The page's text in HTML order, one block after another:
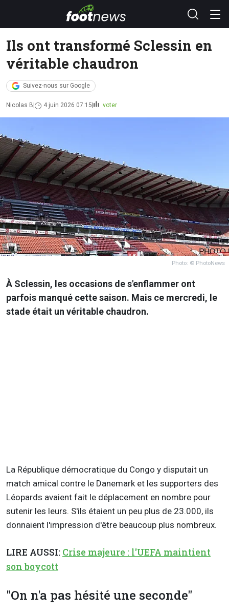
Ils ont transformé Sclessin en
véritable chaudron
Suivez-nous sur Google
Nicolas B 4 juin 2026 07:15 voter
Photo: © PhotoNews
À Sclessin, les occasions de s'enflammer ont
parfois manqué cette saison. Mais ce mercredi, le
stade était un véritable chaudron.
La République démocratique du Congo y disputait un
match amical contre le Danemark et les supporters des
Léopards avaient fait le déplacement en nombre pour
sutenir les leurs. S'ils étaient un peu plus de 23.000, ils
donnaient l'impression d'être beaucoup plus nombreux.
LIRE AUSSI: Crise majeure : l'UEFA maintient
son boycott
"On n'a pas hésité une seconde"